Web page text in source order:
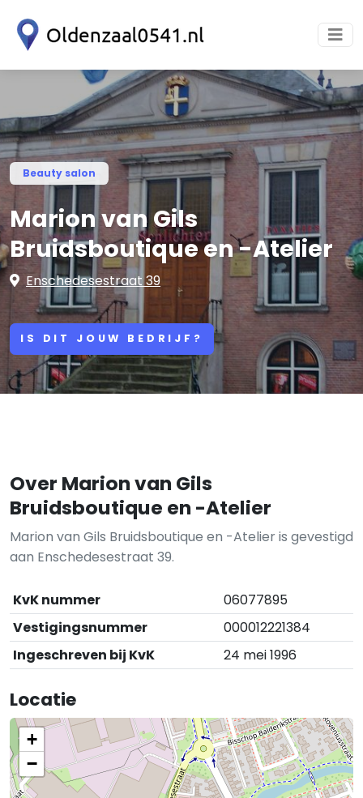
Beauty salon
Marion van Gils
Bruidsboutique en -Atelier
Enschedesestraat 39
IS DIT JOUW BEDRIJF?
Over Marion van Gils
Bruidsboutique en -Atelier
Marion van Gils Bruidsboutique en -Atelier is gevestigd
aan Enschedesestraat 39.
KvK nummer
06077895
Vestigingsnummer
000012221384
Ingeschreven bij KvK
24 mei 1996
Locatie
+
−